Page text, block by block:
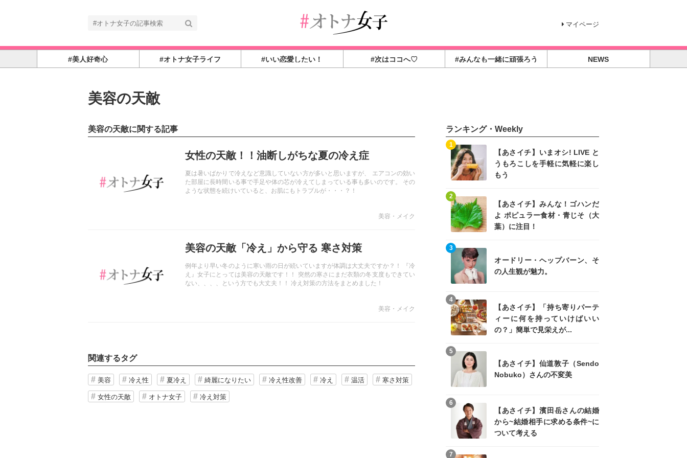
マイページ
#美人好奇心 #オトナ女子ライフ #いい恋愛したい！ #次はココへ♡ #みんなも一緒に頑張ろう NEWS
美容の天敵
美容の天敵に関する記事
女性の天敵！！油断しがちな夏の冷え症
夏は暑いばかりで冷えなど意識していない方が多いと思いますが、 エアコンの効い
た部屋に長時間いる事で手足や体の芯が冷えてしまっている事も多いのです。 その
ような状態を続けいていると、お肌にもトラブルが・・・？！
美容・メイク
美容の天敵「冷え」から守る 寒さ対策
例年より早い冬のように寒い雨の日が続いていますが体調は大丈夫ですか？！ 『冷
え』女子にとっては美容の天敵です！！ 突然の寒さにまだ衣類の冬支度もできてい
ない、、、、という方でも大丈夫！！ 冷え対策の方法をまとめました！
美容・メイク
関連するタグ
美容 冷え性 夏冷え 綺麗になりたい 冷え性改善 冷え 温活 寒さ対策
女性の天敵 オトナ女子 冷え対策
ランキング・Weekly
【あさイチ】いまオシ! LIVE と
うもろこしを手軽に気軽に楽し
もう
1
【あさイチ】みんな！ゴハンだ
よ ポピュラー食材・青じそ（大
葉）に注目！
2
オードリー・ヘップバーン、そ
の人生観が魅力。
3
【あさイチ】「持ち寄りパーテ
ィーに何を持っていけばいい
の？」簡単で見栄えが...
4
【あさイチ】仙道敦子（Sendo
Nobuko）さんの不変美
5
【あさイチ】濱田岳さんの結婚
から~結婚相手に求める条件~に
ついて考える
6
7